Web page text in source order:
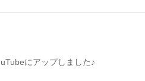
にアップしました♪